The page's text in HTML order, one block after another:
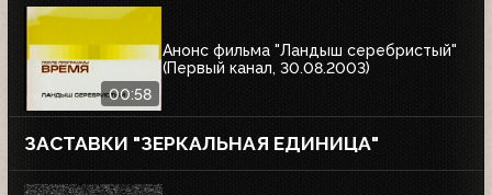
00:58
Анонс фильма "Ландыш серебристый"
(Первый канал, 30.08.2003)
ЗАСТАВКИ "ЗЕРКАЛЬНАЯ ЕДИНИЦА"